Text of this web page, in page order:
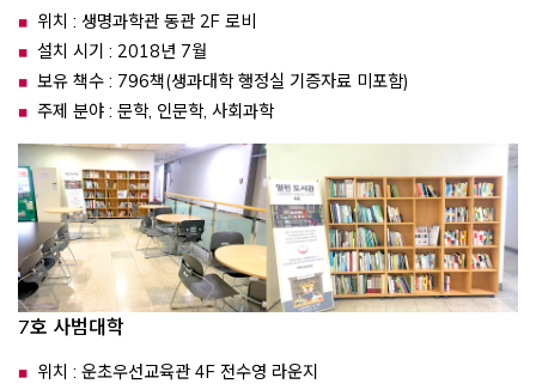
위치 : 생명과학관 동관 2F 로비
설치 시기 : 2018년 7월
보유 책수 : 796책(생과대학 행정실 기증자료 미포함)
주제 분야 : 문학, 인문학, 사회과학
7호 사범대학
위치 : 운초우선교육관 4F 전수영 라운지